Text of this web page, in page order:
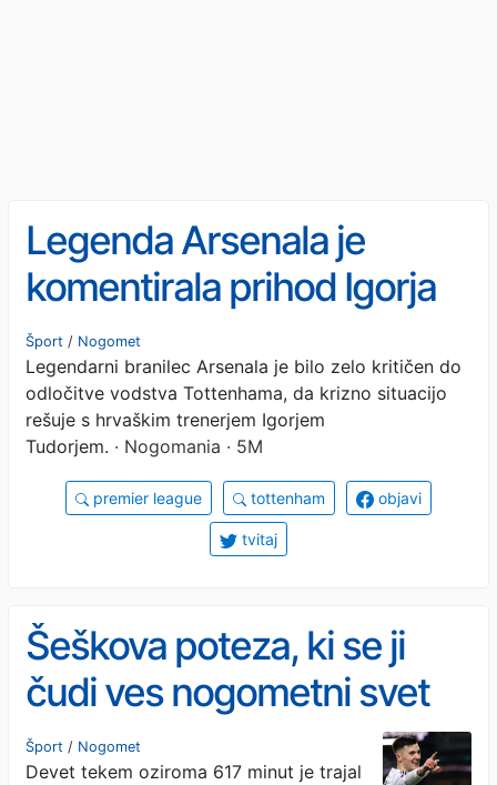
Legenda Arsenala je
komentirala prihod Igorja
Tudorja: 'Kot bi za trenerja
vzel vodovodarja'
Šport / Nogomet
Legendarni branilec Arsenala je bilo zelo kritičen do
odločitve vodstva Tottenhama, da krizno situacijo
rešuje s hrvaškim trenerjem Igorjem
Tudorjem. · Nogomania · 5M
premier league tottenham objavi
tvitaj
Šeškova poteza, ki se ji
čudi ves nogometni svet
(video)
Šport / Nogomet
Devet tekem oziroma 617 minut je trajal